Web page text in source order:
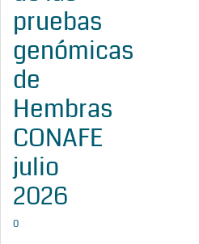
pruebas
genómicas
de
Hembras
CONAFE
julio
2026
0